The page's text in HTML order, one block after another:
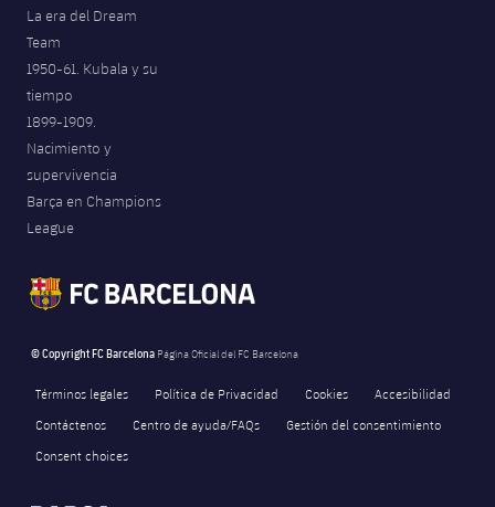
La era del Dream
Team
1950-61. Kubala y su
tiempo
1899-1909.
Nacimiento y
supervivencia
Barça en Champions
League
© Copyright FC Barcelona Página Oficial del FC Barcelona
Términos legales Política de Privacidad Cookies
Accesibilidad
Contáctenos
Centro de ayuda/FAQs
Gestión del consentimiento
Consent choices